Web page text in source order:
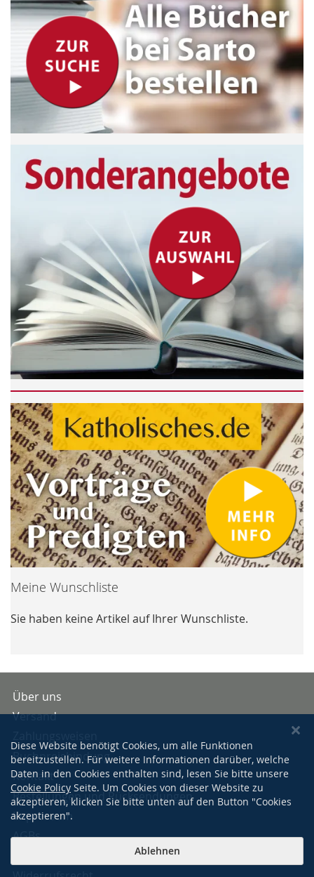
Meine Wunschliste
Sie haben keine Artikel auf Ihrer Wunschliste.
Über uns
Versand
Buchpreisbindung
Kontakt
Bestellungen und Rücksendungen
Impressum
AGBs
Diese Website benötigt Cookies, um alle Funktionen
bereitzustellen. Für weitere Informationen darüber, welche
Daten in den Cookies enthalten sind, lesen Sie bitte unsere
Cookie Policy Seite. Um Cookies von dieser Website zu
akzeptieren, klicken Sie bitte unten auf den Button "Cookies
akzeptieren".
Ablehnen